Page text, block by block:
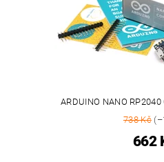
ARDUINO NANO RP2040
738 Kč
662